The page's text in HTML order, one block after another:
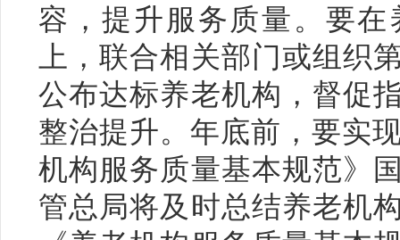
容，提升服务质量。要
上，联合相关部门或组织
公布达标养老机构，督促
整治提升。年底前，要实
机构服务质量基本规范》
管总局将及时总结养老机